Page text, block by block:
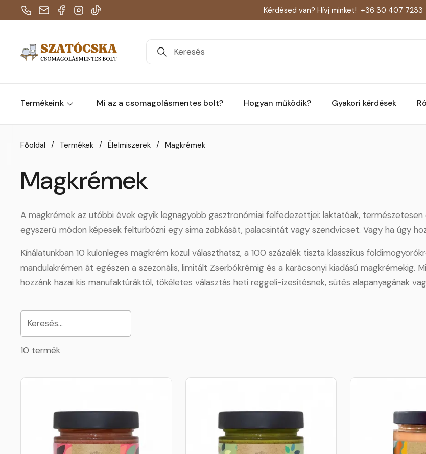
TelefonE-mailFacebook
Instagram
TikTok
Kérdésed van? Hívj minket! +36 30 407 7233
Termékeink Mi az a csomagolásmentes bolt? Hogyan működik? Gyakori kérdések
Főoldal / Termékek / Élelmiszerek / Magkrémek
Magkrémek
A magkrémek az utóbbi évek egyik legnagyobb gasztronómiai felfedezettjei: laktatóak,
egyszerű módon képesek felturbózni egy sima zabkását, palacsintát vagy szendvicset. Vagy ha úgy
Kínálatunkban 10 különleges magkrém közül választhatsz, a 100 százalék tiszta klasszikus
mandulakrémen át egészen a szezonális, limitált Zserbókrémig és a karácsonyi kiadású magkrémekig.
hozzánk hazai kis manufaktúráktól, tökéletes választás heti reggeli-ízesítésnek, sütés alapanyagának
10 termék